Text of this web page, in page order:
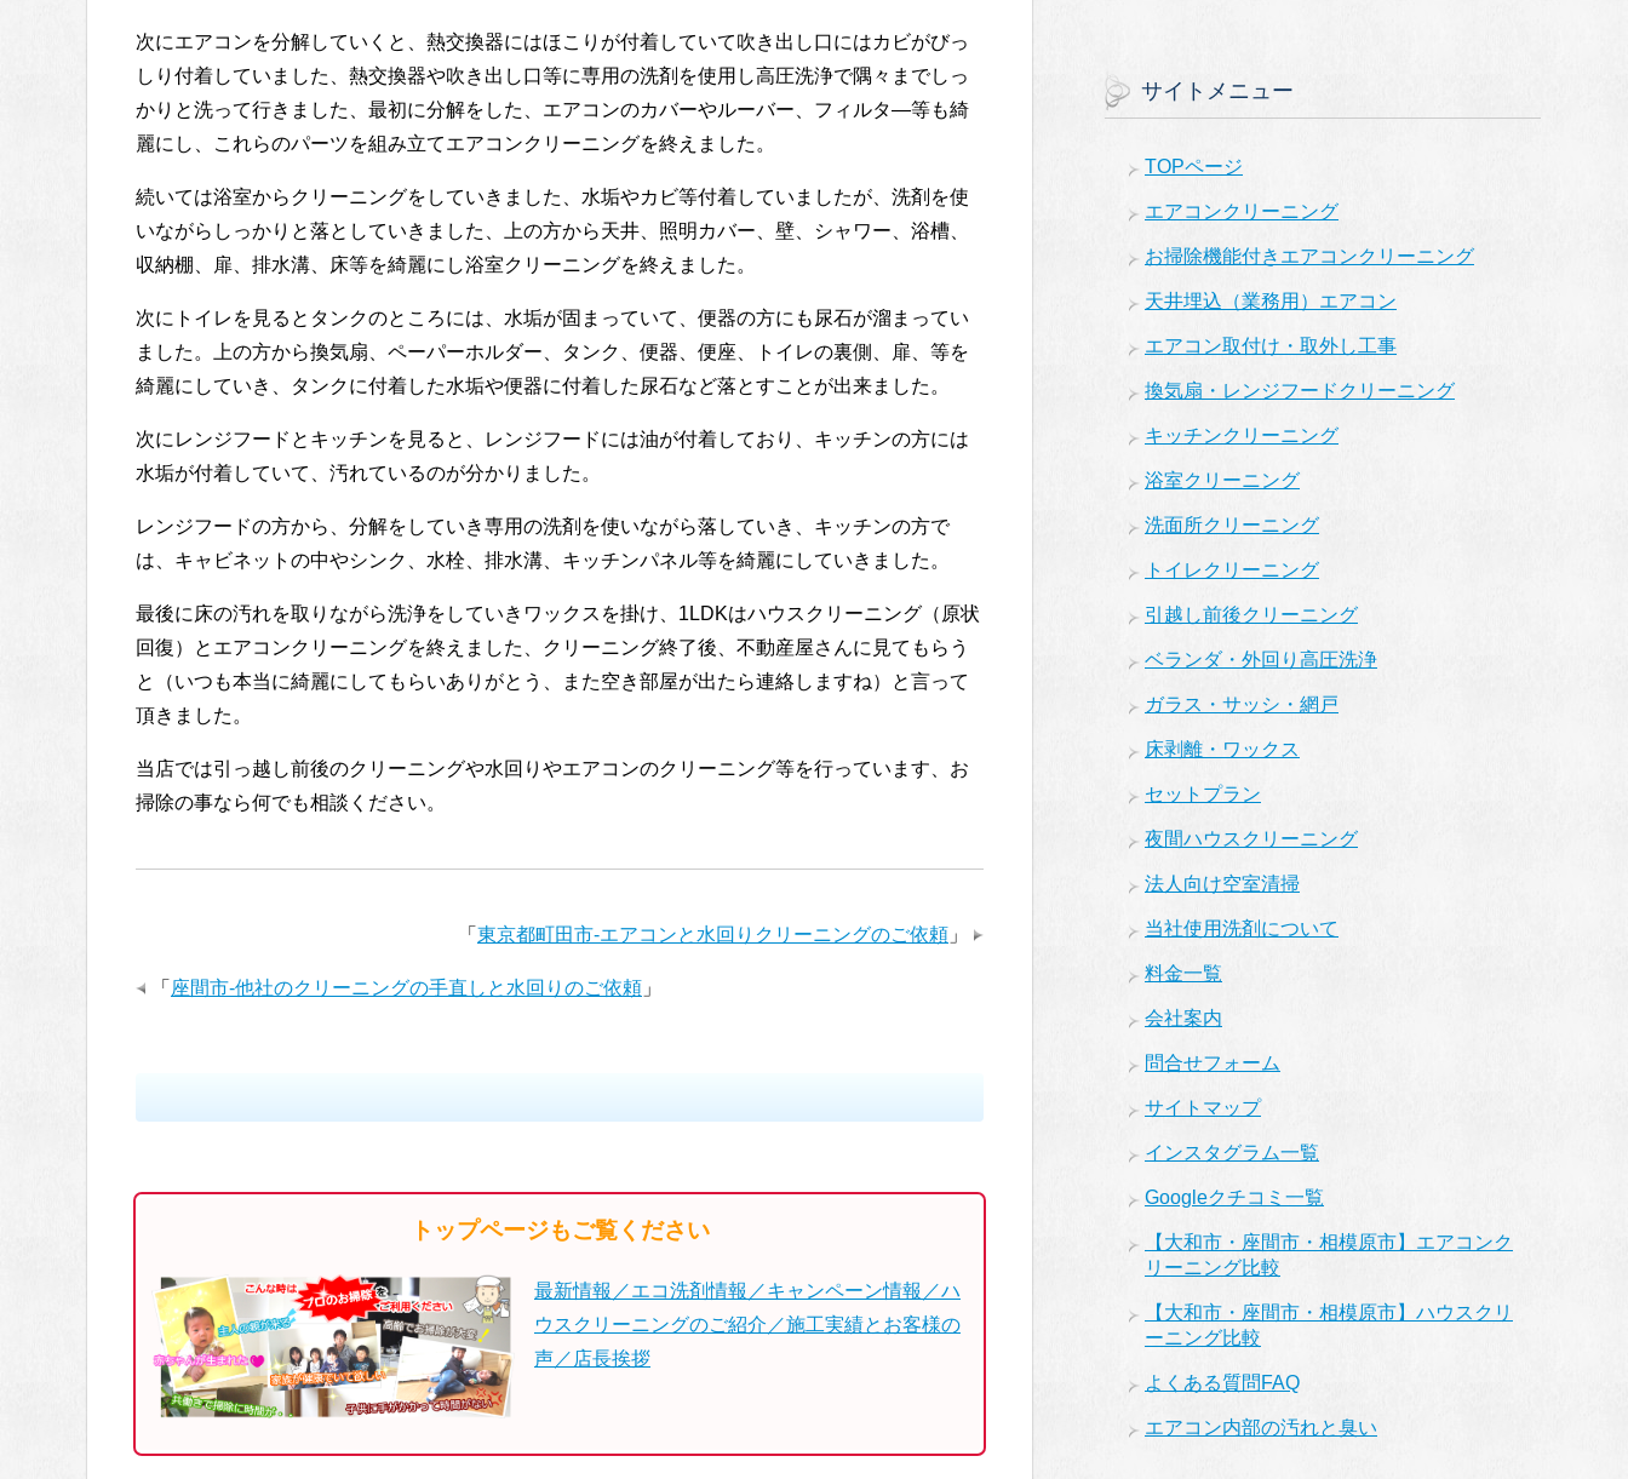
次にエアコンを分解していくと、熱交換器にはほこりが付着していて吹き出し口にはカビがびっ
しり付着していました、熱交換器や吹き出し口等に専用の洗剤を使用し高圧洗浄で隅々までしっ
かりと洗って行きました、最初に分解をした、エアコンのカバーやルーバー、フィルタ―等も綺
麗にし、これらのパーツを組み立てエアコンクリーニングを終えました。
続いては浴室からクリーニングをしていきました、水垢やカビ等付着していましたが、洗剤を使
いながらしっかりと落としていきました、上の方から天井、照明カバー、壁、シャワー、浴槽、
収納棚、扉、排水溝、床等を綺麗にし浴室クリーニングを終えました。
次にトイレを見るとタンクのところには、水垢が固まっていて、便器の方にも尿石が溜まってい
ました。上の方から換気扇、ペーパーホルダー、タンク、便器、便座、トイレの裏側、扉、等を
綺麗にしていき、タンクに付着した水垢や便器に付着した尿石など落とすことが出来ました。
次にレンジフードとキッチンを見ると、レンジフードには油が付着しており、キッチンの方には
水垢が付着していて、汚れているのが分かりました。
レンジフードの方から、分解をしていき専用の洗剤を使いながら落していき、キッチンの方で
は、キャビネットの中やシンク、水栓、排水溝、キッチンパネル等を綺麗にしていきました。
最後に床の汚れを取りながら洗浄をしていきワックスを掛け、1LDKはハウスクリーニング（原状
回復）とエアコンクリーニングを終えました、クリーニング終了後、不動産屋さんに見てもらう
と（いつも本当に綺麗にしてもらいありがとう、また空き部屋が出たら連絡しますね）と言って
頂きました。
当店では引っ越し前後のクリーニングや水回りやエアコンのクリーニング等を行っています、お
掃除の事なら何でも相談ください。
「 東京都町田市-エアコンと水回りクリーニングのご依頼 」
「 座間市-他社のクリーニングの手直しと水回りのご依頼 」
トップページもご覧ください
最新情報／エコ洗剤情報／キャンペーン情報／ハ
ウスクリーニングのご紹介／施工実績とお客様の
声／店長挨拶
サイトメニュー
TOPページ
エアコンクリーニング
お掃除機能付きエアコンクリーニング
天井埋込（業務用）エアコン
エアコン取付け・取外し工事
換気扇・レンジフードクリーニング
キッチンクリーニング
浴室クリーニング
洗面所クリーニング
トイレクリーニング
引越し前後クリーニング
ベランダ・外回り高圧洗浄
ガラス・サッシ・網戸
床剥離・ワックス
セットプラン
夜間ハウスクリーニング
法人向け空室清掃
当社使用洗剤について
料金一覧
会社案内
問合せフォーム
サイトマップ
インスタグラム一覧
Googleクチコミ一覧
【大和市・座間市・相模原市】エアコンク
リーニング比較
【大和市・座間市・相模原市】ハウスクリ
ーニング比較
よくある質問FAQ
エアコン内部の汚れと臭い